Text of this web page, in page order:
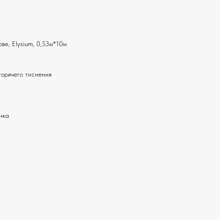
Elysium, 0,53м*10м
тиснения